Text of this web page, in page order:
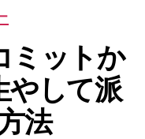
ミットか
やして派
法